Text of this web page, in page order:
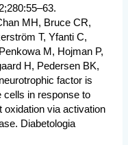
MH, Bruce CR,
T, Yfanti C,
M, Hojman P,
H, Pedersen BK,
factor is
cells in response to
oxidation via activation
Diabetologia